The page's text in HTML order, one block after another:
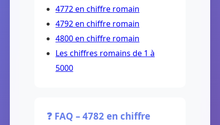
4772 en chiffre romain
4792 en chiffre romain
4800 en chiffre romain
Les chiffres romains de 1 à
5000
❓ FAQ – 4782 en chiffre